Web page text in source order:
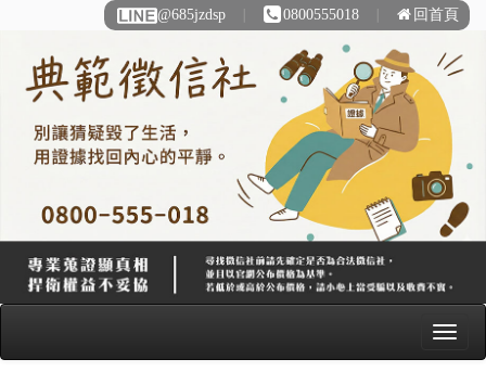
@685jzdsp 0800555018 回首頁